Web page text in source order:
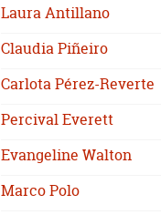
Laura Antillano
Claudia Piñeiro
Carlota Pérez-Reverte
Percival Everett
Evangeline Walton
Marco Polo